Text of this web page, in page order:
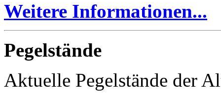
Weitere Informationen...
Pegelstände
Aktuelle Pegelstände der